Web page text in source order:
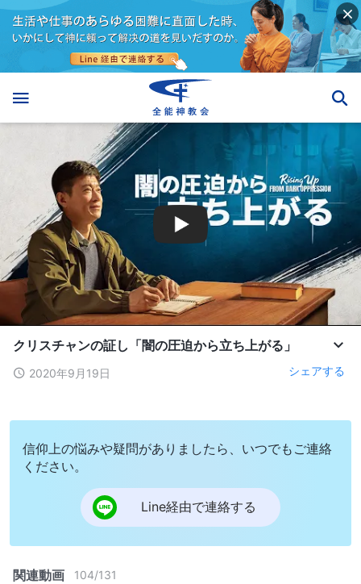
クリスチャンの証し「闇の圧迫から立ち上がる」
2020年9月19日 シェアする
信仰上の悩みや疑問がありましたら、いつでもご連絡
ください。
Line経由で連絡する
関連動画 104/131